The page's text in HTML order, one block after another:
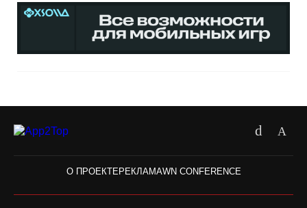
О ПРОЕКТЕРЕКЛАМАWN CONFERENCE